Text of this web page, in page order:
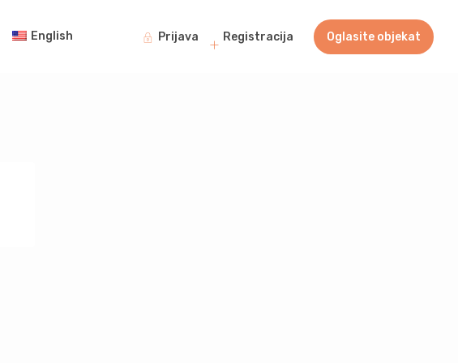
English Prijava Registracija Oglasite objekat